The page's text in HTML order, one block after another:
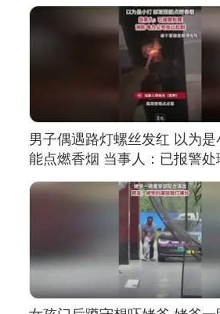
男子偶遇路灯螺丝发红 以为
能点燃香烟 当事人：已报警处